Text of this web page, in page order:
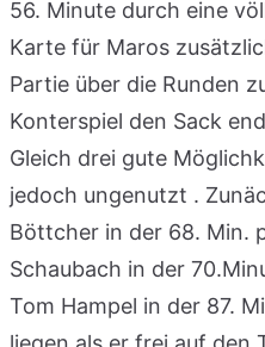
56. Minute durch eine
Karte für Maros
Partie über die Runden
Konterspiel den Sack
Gleich drei gute
jedoch ungenutzt .
Böttcher in der 68. Min.
Schaubach in der
Tom Hampel in der 87.